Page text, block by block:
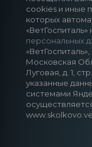
cookies и иные
которых
персональных
Московская
Луговая, д. 1,
указанные
системами